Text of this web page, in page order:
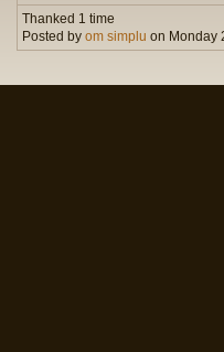
Thanked 1 time
Posted by om simplu on Monday